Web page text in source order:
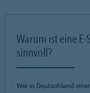
Warum ist eine
sinnvoll?
Wer in Deutschland